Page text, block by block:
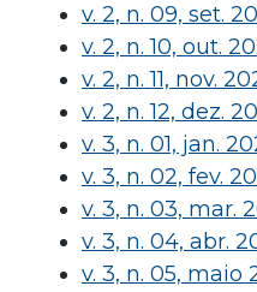
v. 2, n. 09, set.
v. 2, n. 10, out.
v. 2, n. 11, nov.
v. 2, n. 12, dez.
v. 3, n. 01, jan.
v. 3, n. 02, fev.
v. 3, n. 03, mar.
v. 3, n. 04, abr.
v. 3, n. 05, maio